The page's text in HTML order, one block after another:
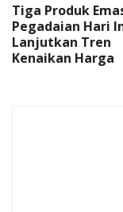
Tiga Produk
Pegadaian Hari
Lanjutkan Tren
Kenaikan Harga